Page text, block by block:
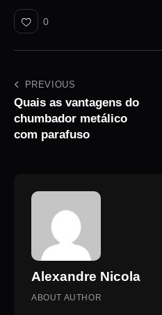
0
PREVIOUS
Quais as vantagens do
chumbador metálico
com parafuso
Alexandre Nicola
ABOUT AUTHOR